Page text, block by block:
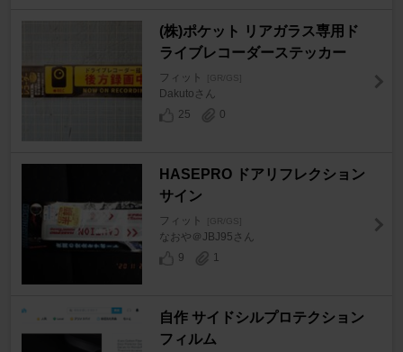
(株)ポケット リアガラス専用ド
ライブレコーダーステッカー
フィット [GR/GS]
Dakutoさん
25
0
HASEPRO ドアリフレクション
サイン
フィット [GR/GS]
なおや＠JBJ95さん
9
1
自作 サイドシルプロテクション
フィルム